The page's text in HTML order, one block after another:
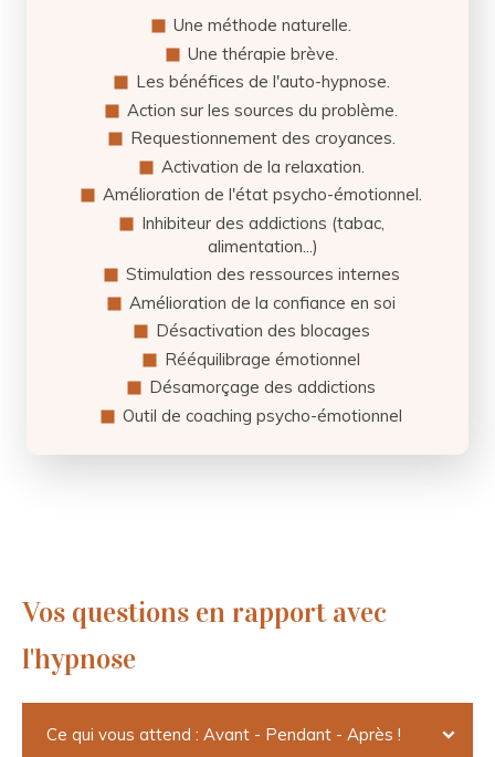
Une méthode naturelle.
Une thérapie brève.
Les bénéfices de l'auto-hypnose.
Action sur les sources du problème.
Requestionnement des croyances.
Activation de la relaxation.
Amélioration de l'état psycho-émotionnel.
Inhibiteur des addictions (tabac,
alimentation...)
Stimulation des ressources internes
Amélioration de la confiance en soi
Désactivation des blocages
Rééquilibrage émotionnel
Désamorçage des addictions
Outil de coaching psycho-émotionnel
Vos questions en rapport avec
l'hypnose
Ce qui vous attend : Avant - Pendant - Après !